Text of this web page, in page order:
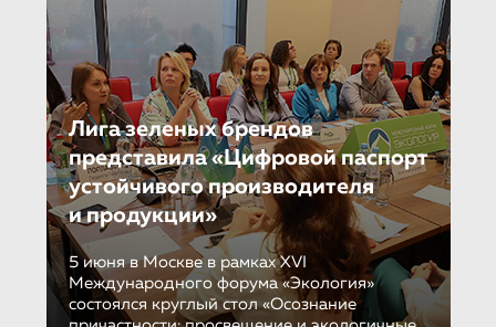
Лига зеленых брендов
представила «Цифровой паспорт
устойчивого производителя
и продукции»
5 июня в Москве в рамках XVI
Международного форума «Экология»
состоялся круглый стол «Осознание